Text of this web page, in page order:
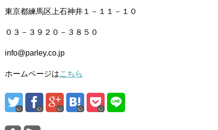
東京都練馬区上石神井１－１１－１０
０３－３９２０－３８５０
info@parley.co.jp
ホームページはこちら